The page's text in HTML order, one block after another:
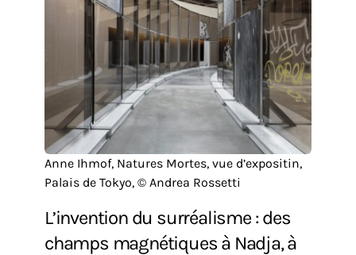
Anne Ihmof, Natures Mortes, vue d’expositin,
Palais de Tokyo, © Andrea Rossetti
L’invention du surréalisme : des
champs magnétiques à Nadja, à